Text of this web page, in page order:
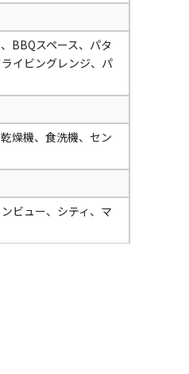
BBQスペース、パタ
イビングレンジ、パ
燥機、食洗機、セン
ビュー、シティ、マ